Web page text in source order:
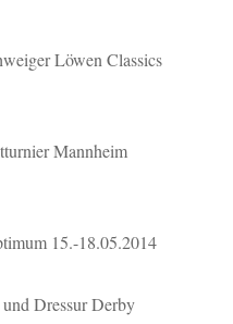
Löwen Classics
Mannheim
15.-18.05.2014
Dressur Derby